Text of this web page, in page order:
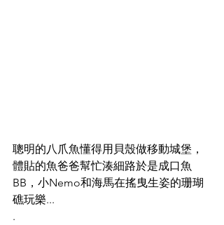
聰明的八爪魚懂得用貝殼做移動城堡，
體貼的魚爸爸幫忙湊細路於是成口魚
BB，小Nemo和海馬在搖曳生姿的珊瑚
礁玩樂...
.